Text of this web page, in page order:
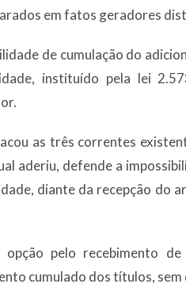
em fatos geradores
de cumulação do
instituído pela lei
as três correntes
aderiu, defende a
diante da recepção do
pelo recebimento de
cumulado dos títulos, sem